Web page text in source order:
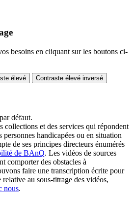
besoins en cliquant sur les boutons ci-
élevé Contraste élevé inversé
défaut.
collections et des services qui répondent
personnes handicapées ou en situation
de ses principes directeurs énumérés
de BAnQ. Les vidéos de sources
comporter des obstacles à
faire une transcription écrite pour
au sous-titrage des vidéos,
nous.